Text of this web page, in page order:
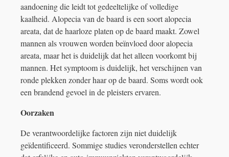
aandoening die leidt tot gedeeltelijke of volledige
kaalheid. Alopecia van de baard is een soort alopecia
areata, dat de haarloze platen op de baard maakt. Zowel
mannen als vrouwen worden beïnvloed door alopecia
areata, maar het is duidelijk dat het alleen voorkomt bij
mannen. Het symptoom is duidelijk, het verschijnen van
ronde plekken zonder haar op de baard. Soms wordt ook
een brandend gevoel in de pleisters ervaren.
Oorzaken
De verantwoordelijke factoren zijn niet duidelijk
geïdentificeerd. Sommige studies veronderstellen echter